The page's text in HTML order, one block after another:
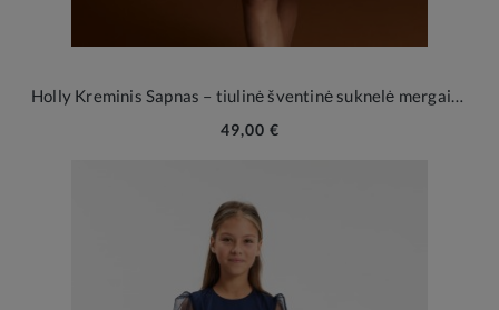
Holly Kreminis Sapnas – tiulinė šventinė suknelė mergaitei
49,00 €